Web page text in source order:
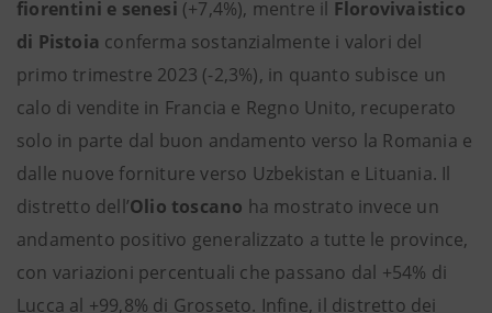
fiorentini e senesi (+7,4%), mentre il Florovivaistico
di Pistoia conferma sostanzialmente i valori del
primo trimestre 2023 (-2,3%), in quanto subisce un
calo di vendite in Francia e Regno Unito, recuperato
solo in parte dal buon andamento verso la Romania e
dalle nuove forniture verso Uzbekistan e Lituania. Il
distretto dell’Olio toscano ha mostrato invece un
andamento positivo generalizzato a tutte le province,
con variazioni percentuali che passano dal +54% di
Lucca al +99,8% di Grosseto. Infine, il distretto dei